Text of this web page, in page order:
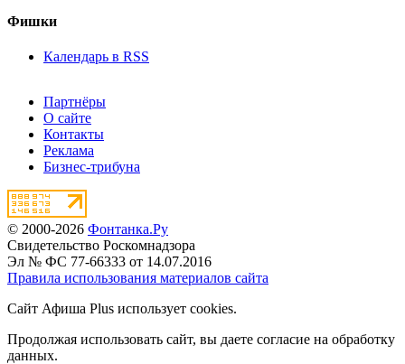
Фишки
Календарь в RSS
Партнёры
О сайте
Контакты
Реклама
Бизнес-трибуна
© 2000-2026 Фонтанка.Ру
Свидетельство Роскомнадзора
Эл № ФС 77-66333 от 14.07.2016
Правила использования материалов сайта
Сайт Афиша Plus использует cookies.
Продолжая использовать сайт, вы даете согласие на обработку
данных.